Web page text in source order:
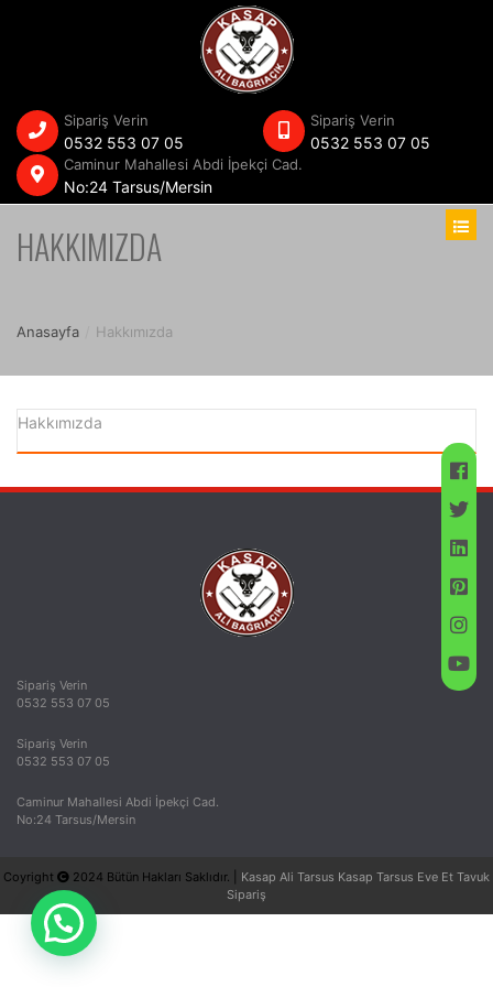
Sipariş Verin
0532 553 07 05
Sipariş Verin
0532 553 07 05
Caminur Mahallesi Abdi İpekçi Cad.
No:24 Tarsus/Mersin
HAKKIMIZDA
Anasayfa Hakkımızda
Hakkımızda
Sipariş Verin
0532 553 07 05
Sipariş Verin
0532 553 07 05
Caminur Mahallesi Abdi İpekçi Cad.
No:24 Tarsus/Mersin
Coyright 2024 Bütün Hakları Saklıdır. | Kasap Ali Tarsus Kasap Tarsus Eve Et Tavuk
Sipariş